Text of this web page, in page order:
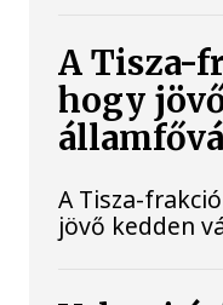
A Tisza-
hogy
A Tisza-
jövő kedden